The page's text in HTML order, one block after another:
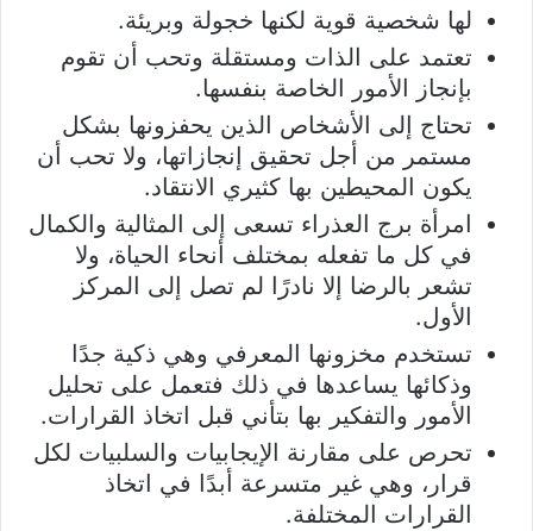
لها شخصية قوية لكنها خجولة وبريئة.
تعتمد على الذات ومستقلة وتحب أن تقوم
بإنجاز الأمور الخاصة بنفسها.
تحتاج إلى الأشخاص الذين يحفزونها بشكل
مستمر من أجل تحقيق إنجازاتها، ولا تحب أن
يكون المحيطين بها كثيري الانتقاد.
امرأة برج العذراء تسعى إلى المثالية والكمال
في كل ما تفعله بمختلف أنحاء الحياة، ولا
تشعر بالرضا إلا نادرًا لم تصل إلى المركز
الأول.
تستخدم مخزونها المعرفي وهي ذكية جدًا
وذكائها يساعدها في ذلك فتعمل على تحليل
الأمور والتفكير بها بتأني قبل اتخاذ القرارات.
تحرص على مقارنة الإيجابيات والسلبيات لكل
قرار، وهي غير متسرعة أبدًا في اتخاذ
القرارات المختلفة.